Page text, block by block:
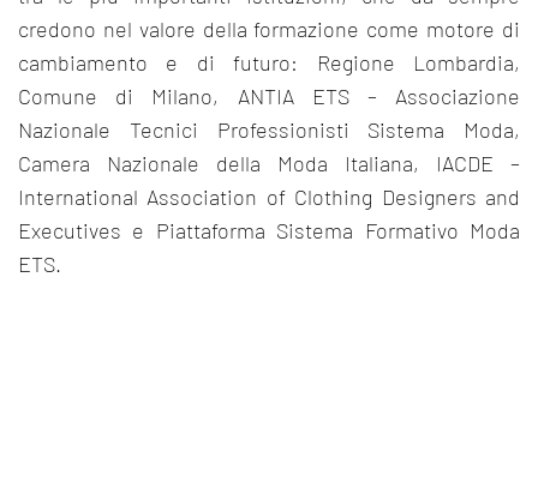
credono nel valore della formazione come motore di
cambiamento e di futuro: Regione Lombardia,
Comune di Milano, ANTIA ETS – Associazione
Nazionale Tecnici Professionisti Sistema Moda,
Camera Nazionale della Moda Italiana, IACDE –
International Association of Clothing Designers and
Executives e Piattaforma Sistema Formativo Moda
ETS.